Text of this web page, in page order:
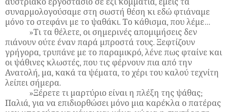
αυστριακό εργοστάσιο σε έξι κομμάτια, εμείς τα
συναρμολογούσαμε στη σωστή θέση κι εδώ φτιάναμε
μόνο το στεφάνι με το ψαθάκι. Το κάθισμα, που λέμε…
»Τι τα θέλετε, οι σημερινές απομιμήσεις δεν
πιάνουν ούτε έναν παρά μπροστά τους. Ξεφτίζουν
γρήγορα, τρυπάνε με το παραμικρό, λένε πως φταίνε και
οι ψάθινες κλωστές, που τις φέρνουν πια από την
Ανατολή, μα, κακά τα ψέματα, το χέρι του καλού τεχνίτη
λείπει σήμερα.
»Ξέρετε τι μαρτύριο είναι η πλέξη της ψάθας;
Παλιά, για να επιδιορθώσει μόνο μια καρέκλα ο πατέρας